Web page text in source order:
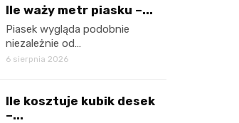
Ile waży metr piasku –...
Piasek wygląda podobnie
niezależnie od…
6 sierpnia 2026
Ile kosztuje kubik desek
–...